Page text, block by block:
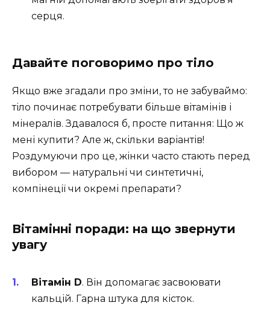
серця.
Давайте поговоримо про тіло
Якщо вже згадали про зміни, то не забуваймо:
тіло починає потребувати більше вітамінів і
мінералів. Здавалося б, просте питання: Що ж
мені купити? Але ж, скільки варіантів!
Роздумуючи про це, жінки часто стають перед
вибором — натуральні чи синтетичні,
компінеції чи окремі препарати?
Вітамінні поради: на що звернути
увагу
Вітамін D. Він допомагає засвоювати
кальцій. Гарна штука для кісток.